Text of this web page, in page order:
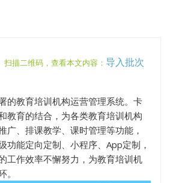
扫描二维码，查看本文内容： 导入批次
的教育培训机构运营管理系统。卡
教育的结合，为各类教育培训机构
广、排课教学、课时管理等功能，
功能定向定制、小程序、App定制，
工作效率不懈努力，为教育培训机